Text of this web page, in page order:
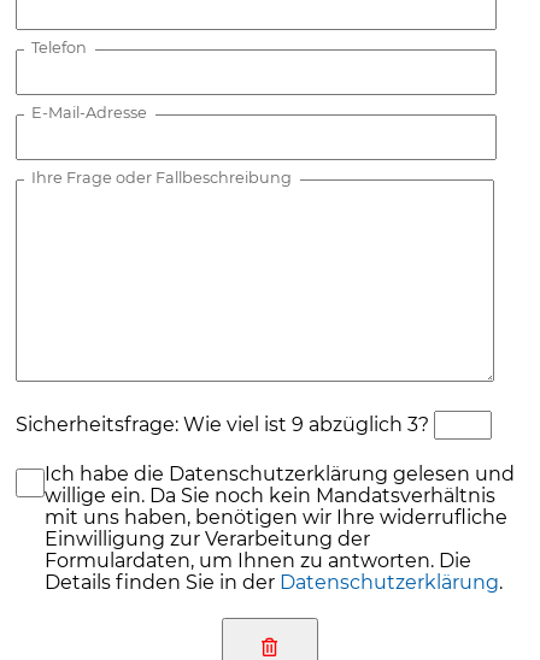
Telefon
E-Mail-Adresse
Ihre Frage oder Fallbeschreibung
Sicherheitsfrage: Wie viel ist 9 abzüglich 3?
Ich habe die Datenschutzerklärung gelesen und
willige ein. Da Sie noch kein Mandatsverhältnis
mit uns haben, benötigen wir Ihre widerrufliche
Einwilligung zur Verarbeitung der
Formulardaten, um Ihnen zu antworten. Die
Details finden Sie in der Datenschutzerklärung.